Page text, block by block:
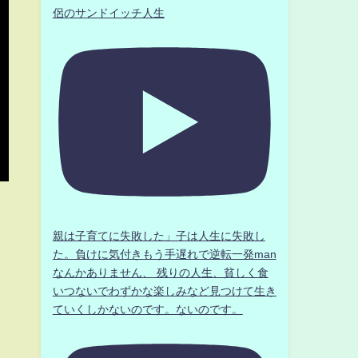
侶のサンドイッチ人生
親は子育てに失敗した」子は人生に失敗し
た。負けに気付きもう手遅れで逆転一発man
なんかありません、 残りの人生、貧しく食
いつないでわずかな楽しみなど見つけて生き
ていくしかないのです。ないのです。